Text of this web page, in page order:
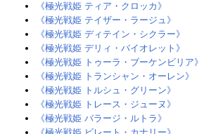
《極光戦姫 ティア・クロッカ》‎
《極光戦姫 テイザー・ラージュ》‎
《極光戦姫 ディテイン・シクラー》‎
《極光戦姫 デリィ・バイオレット》
《極光戦姫 トゥーラ・ブーケンビリア》‎
《極光戦姫 トランシャン・オーレン》
《極光戦姫 トルシュ・グリーン》
《極光戦姫 トレース・ジューヌ》‎
《極光戦姫 バラージ・ルトラ》